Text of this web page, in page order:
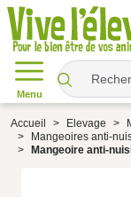
Menu
Accueil Elevage
Mangeoires anti-
Mangeoire anti-